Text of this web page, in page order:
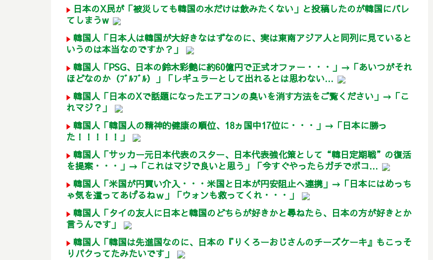
日本のX民が「被災しても韓国の水だけは飲みたくない」と投稿したのが韓国にバレ
てしまうw
韓国人「日本人は韓国が大好きなはずなのに、実は東南アジア人と同列に見ていると
いうのは本当なのですか？」
韓国人「PSG、日本の鈴木彩艶に約60億円で正式オファー・・・」→「あいつがそれ
ほどなのか（ﾌﾞﾙﾌﾞﾙ）」「レギュラーとして出れるとは思わない...
韓国人「日本のXで話題になったエアコンの臭いを消す方法をご覧ください」→「こ
れマジ？」
韓国人「韓国人の精神的健康の順位、18ヵ国中17位に・・・」→「日本に勝っ
た！！！！！」
韓国人「サッカー元日本代表のスター、日本代表強化策として“韓日定期戦”の復活
を提案・・・」→「これはマジで良いと思う」「今すぐやったらガチでボコ...
韓国人「米国が円買い介入・・・米国と日本が円安阻止へ連携」→「日本にはめっち
ゃ気を遣ってあげるねｗ」「ウォンも救ってくれ・・・」
韓国人「タイの友人に日本と韓国のどちらが好きかと尋ねたら、日本の方が好きとか
言うんです」
韓国人「韓国は先進国なのに、日本の『りくろーおじさんのチーズケーキ』もこっそ
りパクってたみたいです」